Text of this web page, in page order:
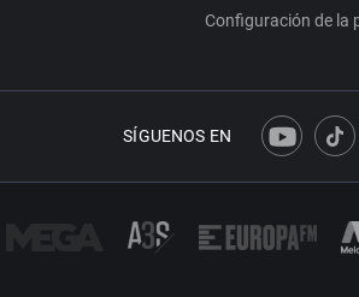
Configuración de la
SÍGUENOS EN